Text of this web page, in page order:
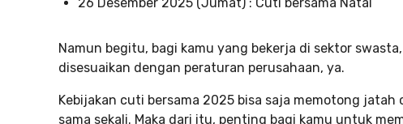
Namun begitu, bagi kamu yang bekerja di sektor
disesuaikan dengan peraturan perusahaan, ya.
Kebijakan cuti bersama 2025 bisa saja memotong
sama sekali. Maka dari itu, penting bagi kamu untuk